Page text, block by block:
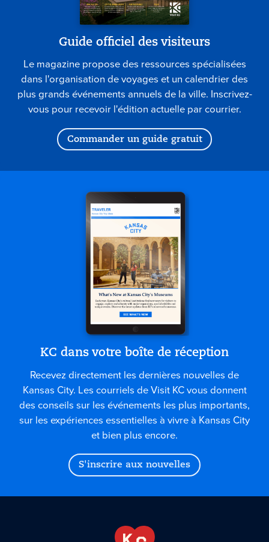
Guide officiel des visiteurs
Le magazine propose des ressources spécialisées
dans l'organisation de voyages et un calendrier des
plus grands événements annuels de la ville. Inscrivez-
vous pour recevoir l'édition actuelle par courrier.
Commander un guide gratuit
KC dans votre boîte de réception
Recevez directement les dernières nouvelles de
Kansas City. Les courriels de Visit KC vous donnent
des conseils sur les événements les plus importants,
sur les expériences essentielles à vivre à Kansas City
et bien plus encore.
S'inscrire aux nouvelles